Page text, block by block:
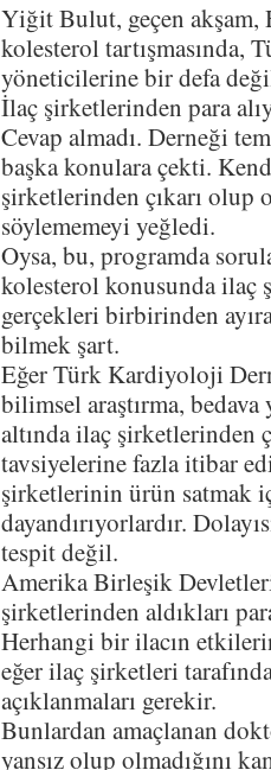
Yiğit Bulut, geçen akşam,
kolesterol
yöneticilerine bir defa
İlaç şirketlerinden para
Cevap almadı. Derneği
başka konulara çekti.
şirketlerinden çıkarı olup
söylememeyi yeğledi.
Oysa, bu, programda
kolesterol konusunda ilaç
gerçekleri birbirinden
bilmek şart.
Eğer Türk Kardiyoloji
bilimsel araştırma,
altında ilaç şirketlerinden
tavsiyelerine fazla itibar
şirketlerinin ürün satmak
dayandırıyorlardır.
tespit değil.
Amerika Birleşik
şirketlerinden aldıkları
Herhangi bir ilacın
eğer ilaç şirketleri
açıklanmaları gerekir.
Bunlardan amaçlanan
yansız olup olmadığını